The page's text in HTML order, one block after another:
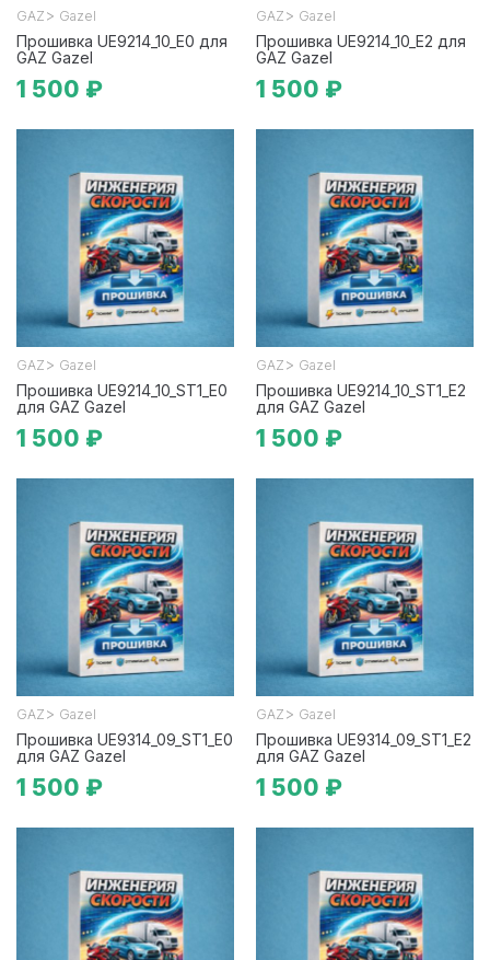
GAZ > Gazel
Прошивка UE9214_10_E0 для
GAZ Gazel
1 500 ₽
GAZ > Gazel
Прошивка UE9214_10_E2 для
GAZ Gazel
1 500 ₽
GAZ > Gazel
Прошивка UE9214_10_ST1_E0
для GAZ Gazel
1 500 ₽
GAZ > Gazel
Прошивка UE9214_10_ST1_E2
для GAZ Gazel
1 500 ₽
GAZ > Gazel
Прошивка UE9314_09_ST1_E0
для GAZ Gazel
1 500 ₽
GAZ > Gazel
Прошивка UE9314_09_ST1_E2
для GAZ Gazel
1 500 ₽